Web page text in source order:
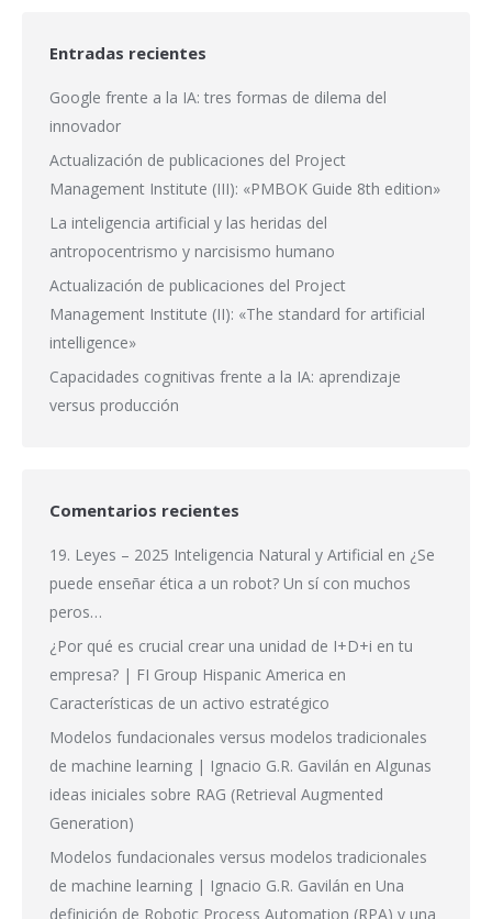
Entradas recientes
Google frente a la IA: tres formas de dilema del
innovador
Actualización de publicaciones del Project
Management Institute (III): «PMBOK Guide 8th edition»
La inteligencia artificial y las heridas del
antropocentrismo y narcisismo humano
Actualización de publicaciones del Project
Management Institute (II): «The standard for artificial
intelligence»
Capacidades cognitivas frente a la IA: aprendizaje
versus producción
Comentarios recientes
19. Leyes – 2025 Inteligencia Natural y Artificial en ¿Se
puede enseñar ética a un robot? Un sí con muchos
peros…
¿Por qué es crucial crear una unidad de I+D+i en tu
empresa? | FI Group Hispanic America en
Características de un activo estratégico
Modelos fundacionales versus modelos tradicionales
de machine learning | Ignacio G.R. Gavilán en Algunas
ideas iniciales sobre RAG (Retrieval Augmented
Generation)
Modelos fundacionales versus modelos tradicionales
de machine learning | Ignacio G.R. Gavilán en Una
definición de Robotic Process Automation (RPA) y una